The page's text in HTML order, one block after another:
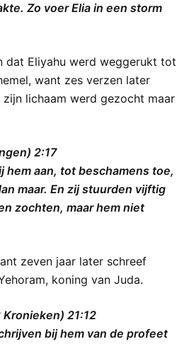
Zo voer Elia in een storm
dat Eliyahu werd weggerukt tot
want zes verzen later
lichaam werd gezocht maar
2:17
hem aan, tot beschamens toe,
maar. En zij stuurden vijftig
zochten, maar hem niet
zeven jaar later schreef
koning van Juda.
Kronieken) 21:12
bij hem van de profeet